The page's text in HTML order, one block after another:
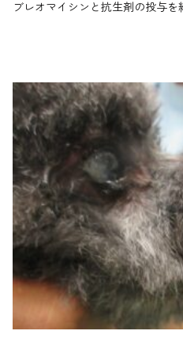
ブレオマイシンと抗生剤の投与を